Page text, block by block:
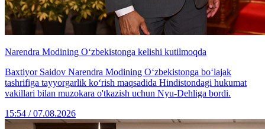
Narendra Modining O‘zbekistonga kelishi kutilmoqda
Baxtiyor Saidov Narendra Modining O‘zbekistonga bo‘lajak
tashrifiga tayyorgarlik ko‘rish maqsadida Hindistondagi hukumat
vakillari bilan muzokara o'tkazish uchun Nyu-Dehliga bordi.
15:54 / 07.08.2026